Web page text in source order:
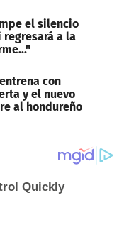
el silencio
a la
con
y el nuevo
al hondureño